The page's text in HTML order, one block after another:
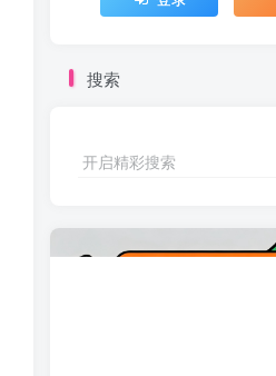
搜索
开启精彩搜索